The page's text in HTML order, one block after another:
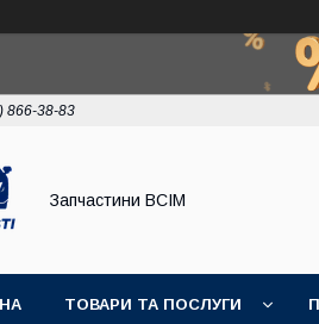
866-38-83
Запчастини ВСІМ
ТОВАРИ ТА ПОСЛУГИ